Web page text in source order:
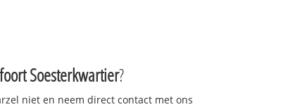
Soesterkwartier?
niet en neem direct contact met ons